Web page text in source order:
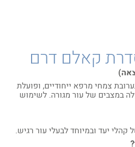
קאלם דרם
צמחי מרפא ייחודיים, ופועלת
במצבים של עור מגורה. לשימוש
יעד ובמיוחד לבעלי עור רגיש.